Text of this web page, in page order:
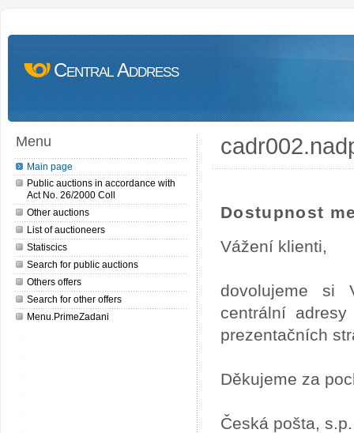
Central Address
Menu
Main page
Public auctions in accordance with
Act No. 26/2000 Coll
Other auctions
List of auctioneers
Statiscics
Search for public auctions
Others offers
Search for other offers
Menu.PrimeZadani
Dostupnost
Vážení klienti,
dovolujeme si
centrální
prezentačních
Děkujeme za
Česká pošta, s.p.